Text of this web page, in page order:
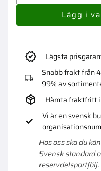
Lägsta
Snabb frakt från
99% av
Hämta fraktfritt
Vi är en svensk
Hos oss ska du
Svensk standard
reservdelsportfölj.